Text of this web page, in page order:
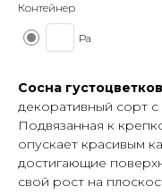
Контейнер
Ра
Сосна
декоративный сорт
Подвязанная к
опускает красивым
достигающие
свой рост на